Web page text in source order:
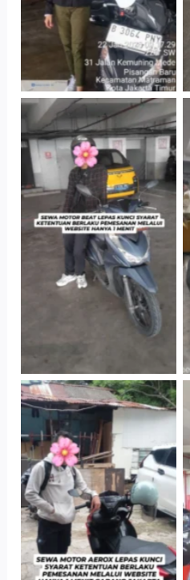
Cityplaza
Jatinegara Gedung
Parkir P6A
Cabang Jakarta
Barat